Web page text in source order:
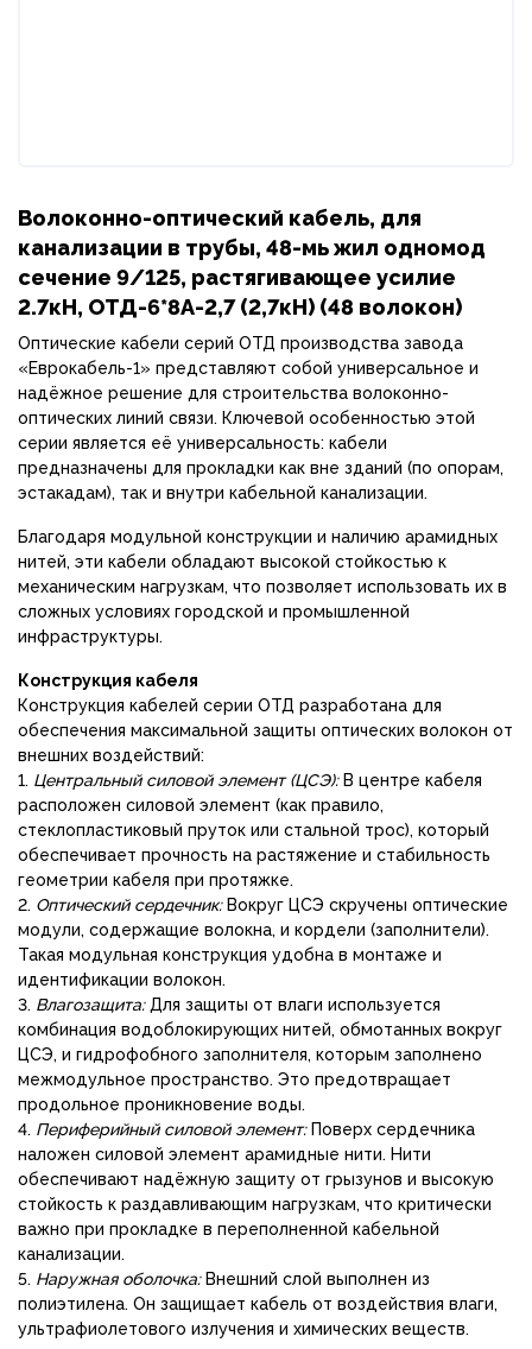
Волоконно-оптический кабель, для
канализации в трубы, 48-мь жил одномод
сечение 9/125, растягивающее усилие
2.7кН, ОТД-6*8А-2,7 (2,7кН) (48 волокон)
Оптические кабели серий ОТД производства завода
«Еврокабель-1» представляют собой универсальное и
надёжное решение для строительства волоконно-
оптических линий связи. Ключевой особенностью этой
серии является её универсальность: кабели
предназначены для прокладки как вне зданий (по опорам,
эстакадам), так и внутри кабельной канализации.
Благодаря модульной конструкции и наличию арамидных
нитей, эти кабели обладают высокой стойкостью к
механическим нагрузкам, что позволяет использовать их в
сложных условиях городской и промышленной
инфраструктуры.
Конструкция кабеля
Конструкция кабелей серии ОТД разработана для
обеспечения максимальной защиты оптических волокон от
внешних воздействий:
1. Центральный силовой элемент (ЦСЭ):В центре кабеля
расположен силовой элемент (как правило,
стеклопластиковый пруток или стальной трос), который
обеспечивает прочность на растяжение и стабильность
геометрии кабеля при протяжке.
2. Оптический сердечник:Вокруг ЦСЭ скручены оптические
модули, содержащие волокна, и кордели (заполнители).
Такая модульная конструкция удобна в монтаже и
идентификации волокон.
3. Влагозащита:Для защиты от влаги используется
комбинация водоблокирующих нитей, обмотанных вокруг
ЦСЭ, и гидрофобного заполнителя, которым заполнено
межмодульное пространство. Это предотвращает
продольное проникновение воды.
4. Периферийный силовой элемент:Поверх сердечника
наложен силовой элемент арамидные нити. Нити
обеспечивают надёжную защиту от грызунов и высокую
стойкость к раздавливающим нагрузкам, что критически
важно при прокладке в переполненной кабельной
канализации.
5. Наружная оболочка:Внешний слой выполнен из
полиэтилена. Он защищает кабель от воздействия влаги,
ультрафиолетового излучения и химических веществ.